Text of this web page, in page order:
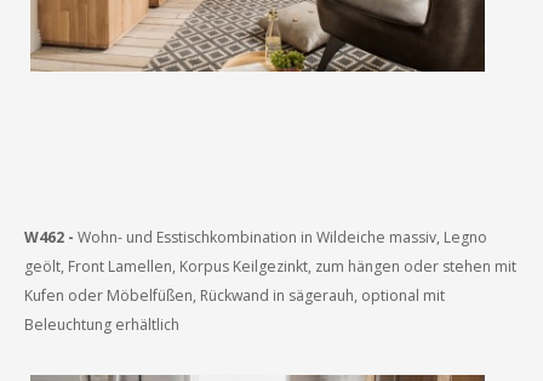
W462 - Wohn- und Esstischkombination in Wildeiche massiv, Legno
geölt, Front Lamellen, Korpus Keilgezinkt, zum hängen oder stehen mit
Kufen oder Möbelfüßen, Rückwand in sägerauh, optional mit
Beleuchtung erhältlich